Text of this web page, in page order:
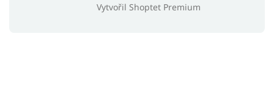
Vytvořil Shoptet Premium